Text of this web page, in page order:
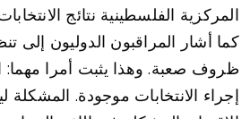
كما أشار المراقبون الدوليون إلى
ظروف صعبة. وهذا يثبت أمرا مهما:
إجراء الانتخابات موجودة.